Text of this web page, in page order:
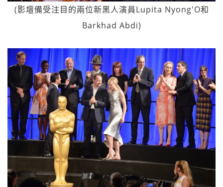
(影壇備受注目的兩位新黑人演員Lupita Nyong'O和
Barkhad Abdi)